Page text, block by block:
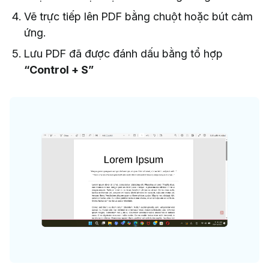
Vẽ trực tiếp lên PDF bằng chuột hoặc bút cảm
ứng.
Lưu PDF đã được đánh dấu bằng tổ hợp
“Control + S”